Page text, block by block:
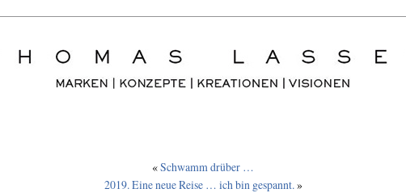
«Schwamm drüber …
2019. Eine neue Reise … ich bin gespannt.»